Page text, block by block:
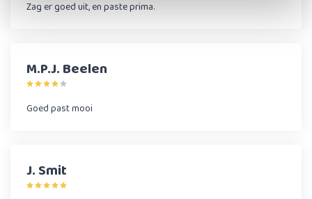
Zag er goed uit, en paste prima.
M.P.J. Beelen
Goed past mooi
J. Smit